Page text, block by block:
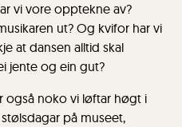
vi vore opptekne av?
ut? Og kvifor har vi
at dansen alltid skal
jente og ein gut?
også noko vi løftar høgt i
på museet,